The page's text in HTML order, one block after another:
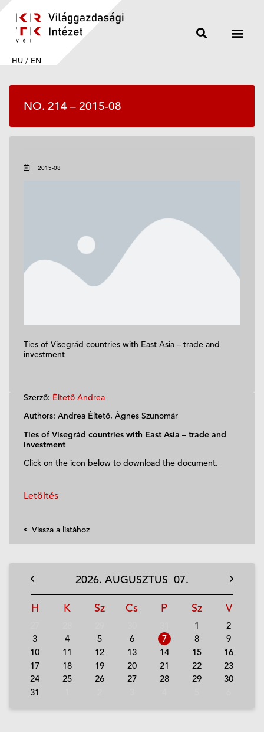
HU / EN
NO. 214 – 2015-08
2015-08
Ties of Visegrád countries with East Asia – trade and
investment
Szerző: Éltető Andrea
Authors: Andrea Éltető, Ágnes Szunomár
Ties of Visegrád countries with East Asia – trade and
investment
Click on the icon below to download the document.
Letöltés
Vissza a listához
2026. AUGUSZTUS 07.
H K Sz Cs P Sz V
1
2
3
4 5 6 7 8
9
10
11 12 13 14 15
16
17
18 19 20 21 22
23
24
25 26 27 28 29
30
31